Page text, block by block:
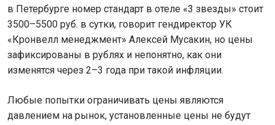
в Петербурге номер стандарт в отеле «3 звезды» стоит
3500–5500 руб. в сутки, говорит гендиректор УК
«Кронвелл менеджмент» Алексей Мусакин, но цены
зафиксированы в рублях и непонятно, как они
изменятся через 2–3 года при такой инфляции.
Любые попытки ограничивать цены являются
давлением на рынок, установленные цены не будут